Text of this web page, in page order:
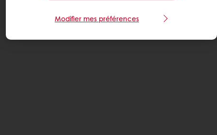
Modifier mes préférences